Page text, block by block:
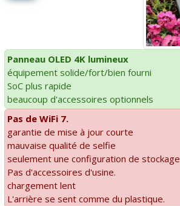
Panneau OLED 4K lumineux
équipement solide/fort/bien fourni
SoC plus rapide
beaucoup d'accessoires optionnels
Pas de WiFi 7.
garantie de mise à jour courte
mauvaise qualité de selfie
seulement une configuration de stockage
Pas d'accessoires d'usine.
chargement lent
L'arrière se sent comme du plastique.